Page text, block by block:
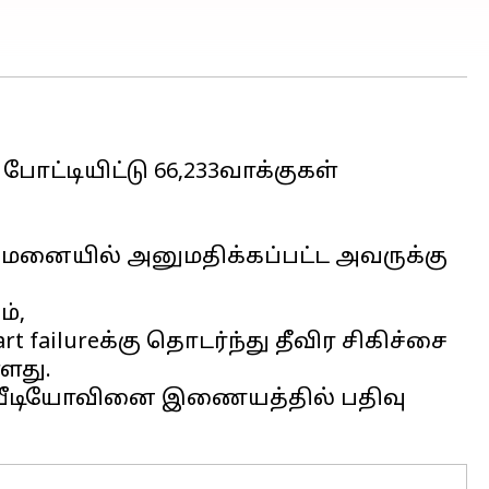
66,233வாக்குகள்
அனுமதிக்கப்பட்ட அவருக்கு
தொடர்ந்து தீவிர சிகிச்சை
இணையத்தில் பதிவு